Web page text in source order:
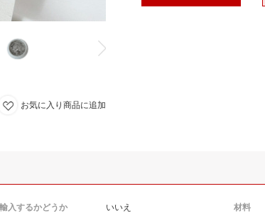
お気に入り商品に追加
輸入するかどうか いいえ 材料